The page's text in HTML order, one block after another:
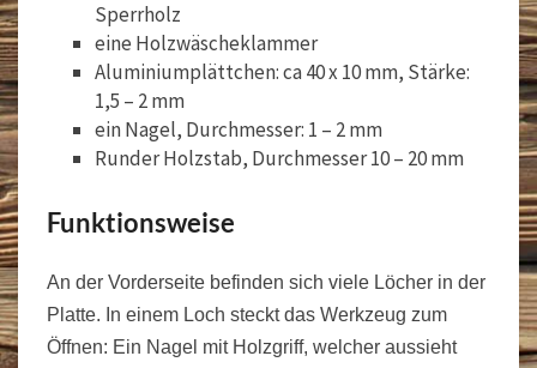
Sperrholz
eine Holzwäscheklammer
Aluminiumplättchen: ca 40 x 10 mm, Stärke:
1,5 – 2 mm
ein Nagel, Durchmesser: 1 – 2 mm
Runder Holzstab, Durchmesser 10 – 20 mm
Funktionsweise
An der Vorderseite befinden sich viele Löcher in der
Platte. In einem Loch steckt das Werkzeug zum
Öffnen: Ein Nagel mit Holzgriff, welcher aussieht